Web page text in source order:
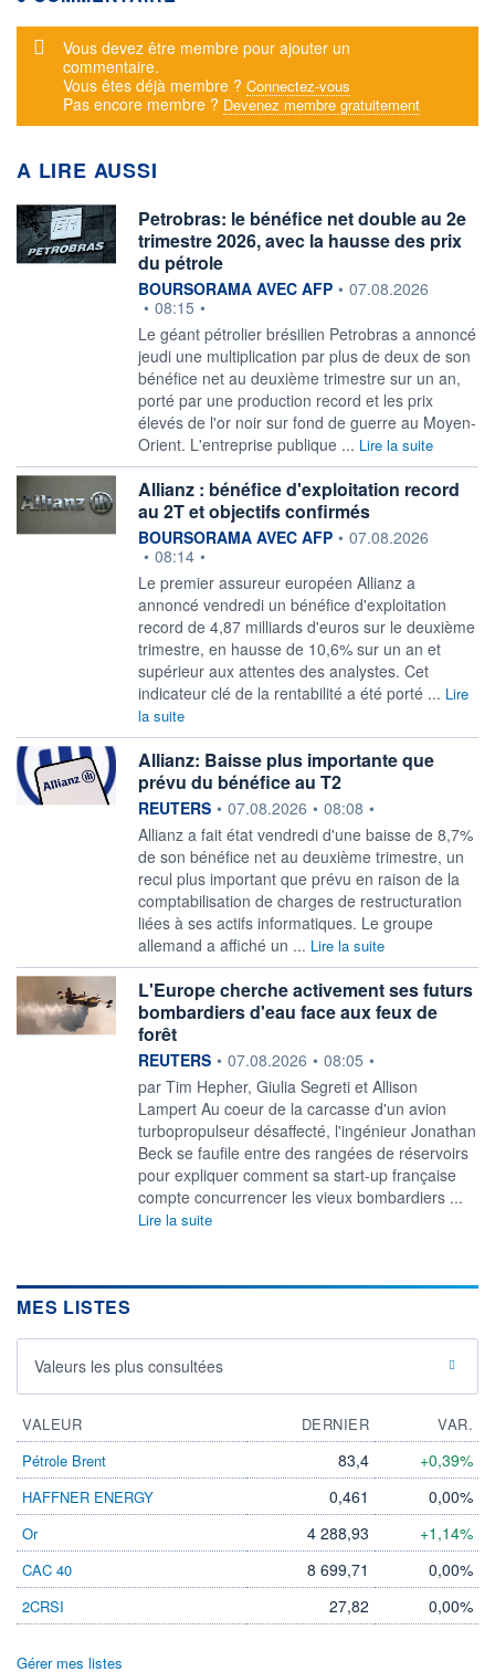
Message d'alerte
Vous devez être membre pour ajouter un
commentaire.
Vous êtes déjà membre ? Connectez-vous
Pas encore membre ? Devenez membre gratuitement
A LIRE AUSSI
Petrobras: le bénéfice net double au 2e
trimestre 2026, avec la hausse des prix
du pétrole
information fournie par
BOURSORAMA AVEC AFP • 07.08.2026
• 08:15 •
Le géant pétrolier brésilien Petrobras a annoncé
jeudi une multiplication par plus de deux de son
bénéfice net au deuxième trimestre sur un an,
porté par une production record et les prix
élevés de l'or noir sur fond de guerre au Moyen-
Orient. L'entreprise publique ... Lire la suite
Allianz : bénéfice d'exploitation record
au 2T et objectifs confirmés
information fournie par
BOURSORAMA AVEC AFP • 07.08.2026
• 08:14 •
Le premier assureur européen Allianz a
annoncé vendredi un bénéfice d'exploitation
record de 4,87 milliards d'euros sur le deuxième
trimestre, en hausse de 10,6% sur un an et
supérieur aux attentes des analystes. Cet
indicateur clé de la rentabilité a été porté ... Lire
la suite
Allianz: Baisse plus importante que
prévu du bénéfice au T2
information fournie par
REUTERS • 07.08.2026 • 08:08 •
Allianz ‌a fait état vendredi d'une baisse de ​8,7%
de son bénéfice net au deuxième trimestre, un
recul plus important que prévu ​en raison de la
comptabilisation de charges de ​restructuration
liées à ses ⁠actifs informatiques. Le groupe
allemand a affiché ‌un ... Lire la suite
L'Europe cherche activement ses futurs
bombardiers d'eau face aux feux de
forêt
information fournie par
REUTERS • 07.08.2026 • 08:05 •
par Tim Hepher, Giulia Segreti et Allison
Lampert Au coeur de la carcasse d'un avion
turbopropulseur désaffecté, l'ingénieur Jonathan
‌Beck se faufile entre des rangées de réservoirs
pour expliquer comment sa start-up française
compte concurrencer les vieux bombardiers ...
Lire la suite
MES LISTES
Valeurs les plus consultées
VALEUR DERNIER
VAR.
Pétrole Brent
83,4 +0,39%
HAFFNER ENERGY 0,461 0,00%
Or 4 288,93 +1,14%
CAC 40 8 699,71 0,00%
2CRSI 27,82 0,00%
Gérer mes listes